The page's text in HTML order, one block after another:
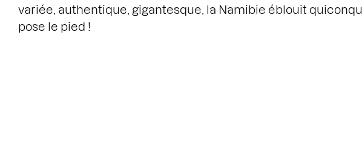
variée, authentique, gigantesque, la Namibie éblouit
pose le pied !